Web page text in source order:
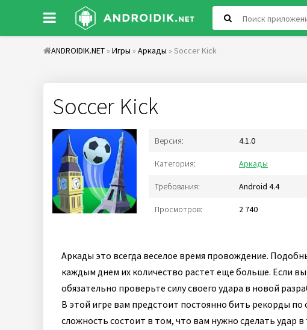
ANDROIDIK.NET » Игры » Аркады » Soccer Kick
Soccer Kick
Версия: 4.1.0
Категория: Аркады
Требования: Android 4.4
Просмотров: 2 740
Аркады это всегда веселое время провождение.
каждым днем их количество растет еще больше. Если
обязательно проверьте силу своего удара в новой
В этой игре вам предстоит постоянно бить рекорды по
сложность состоит в том, что вам нужно сделать удар